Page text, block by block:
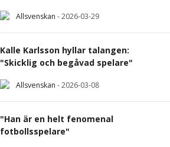
Allsvenskan -2026-03-29
Kalle Karlsson hyllar talangen:
"Skicklig och begåvad spelare"
Allsvenskan -2026-03-08
"Han är en helt fenomenal
fotbollsspelare"